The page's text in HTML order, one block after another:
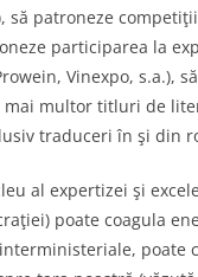
să patroneze
participarea la
Vinexpo, s.a.),
mai multor titluri de
traduceri în şi din
al expertizei şi
poate coagula
poate